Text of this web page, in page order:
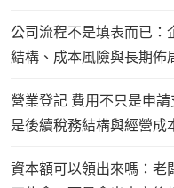
公司流程不是填表而已：
結構、成本風險與長期佈
營業登記 費用不只是申
是後續稅務結構與經營成
資本額可以領出來嗎：老